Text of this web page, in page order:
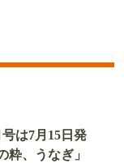
号は7月15日発
、うなぎ」